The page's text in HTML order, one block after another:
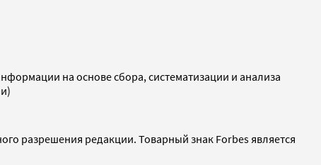
на основе сбора, систематизации и анализа
разрешения редакции. Товарный знак Forbes является